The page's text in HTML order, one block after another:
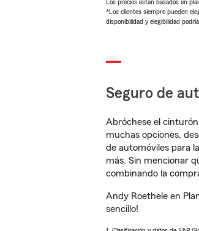
Los precios están basados en
*Los clientes siempre pueden
disponibilidad y elegibilidad
Seguro de
Abróchese el
muchas opciones,
de automóviles para
más. Sin mencionar
combinando la
Andy Roethele en
sencillo!